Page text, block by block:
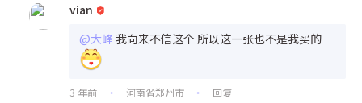
vian
@大峰 我向来不信这个 所以这一张也不是我买的
3 年前 • 河南省郑州市 • 回复